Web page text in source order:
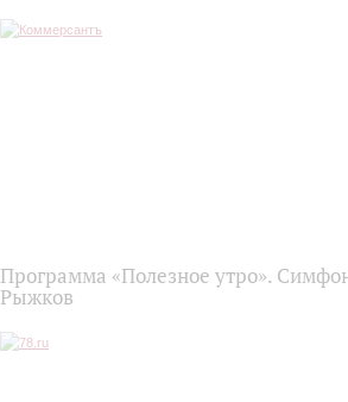
Программа «Полезное утро».
Рыжков